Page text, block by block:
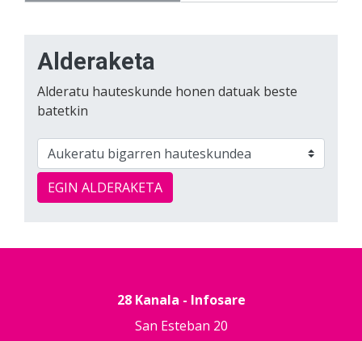
Alderaketa
Alderatu hauteskunde honen datuak beste
batetkin
EGIN ALDERAKETA
28 Kanala - Infosare
San Esteban 20